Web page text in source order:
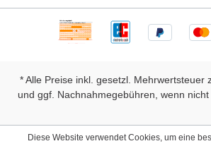
* Alle Preise inkl. gesetzl. Mehrwertsteuer
und ggf. Nachnahmegebühren, wenn nicht
Diese Website verwendet Cookies, um eine